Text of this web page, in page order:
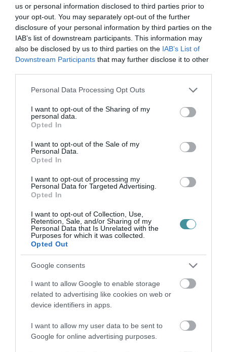
us or personal information disclosed to third parties prior to
your opt-out. You may separately opt-out of the further
disclosure of your personal information by third parties on the
IAB’s list of downstream participants. This information may
also be disclosed by us to third parties on the IAB’s List of
Downstream Participants that may further disclose it to other
Please note that this website/app uses one or more Google
not limited to your visit or usage behaviour. You may click to
grant or deny consent to Google and its third-party tags to
use your data for below specified purposes in below Google
consent section.
Personal Data Processing Opt Outs
I want to opt-out of the Sharing of my
personal data.
Opted In
I want to opt-out of the Sale of my
Personal Data.
Opted In
I want to opt-out of processing my
Personal Data for Targeted Advertising.
Opted In
I want to opt-out of Collection, Use,
Retention, Sale, and/or Sharing of my
Personal Data that Is Unrelated with the
Purposes for which it was collected.
Opted Out
Google consents
I want to allow Google to enable storage
related to advertising like cookies on web or
device identifiers in apps.
I want to allow my user data to be sent to
Google for online advertising purposes.
A Civil Összefogás Fórum szombatra tüntetést hirdetett a Tisza
Párt egyik európai parlamenti képviselője, Kollár Kinga brüsszeli
felszólalása miatt. A demonstrációt Bayer Zsolt publicista
jelentett...
MAGYAR PÉTER: „A HAZA NEM, DE A FIDESZ LEHET
A Tisz a párt eredményértékelő gyűlést tartott Budapesten a
"Nemzet Hangja" kérdőív tanulságairól (szombaton Bayer Zsolték
illetve a Kétfarkú Kutyapárt is tüntetett). Magyar Péter szerint a
Tisza p...
A LEPUKKANT MAGYAR EGÉSZSÉGÜGY BAJAIT A TIZENÖT ÉVE
KÉTHARMADDAL KORMÁNYZÓ FIDESZ A TISZÁRA KENI
Az egészségügyi államtitkár „kórház-road show”-ba kezdett, Kulja
András pedig köszöni a segítséget. Tavaly nyáron Magyar Péter,
képviselő...
PAJTÓK GÁBOR SZERINT IS A TISZA MIATT NEM FEJLŐDIK AZ
EGRI KÓRHÁZ!
2025. április 15| Csarnó Ákos |Eger ügye
Kormányhivatalt vezető kormánymegbízott volt, 2022-től
országgyűlési képviselő a Fidesz színeiben. Kedden a közösségi
oldalán egy posztban a Tisza Pá...
SZABÓ RÓBERT, A MEGYEI KÖZGYŰLÉS ALELNÖKE SZERINT A
TISZA HERGEL, HOGY LEPUKKANTAK AZ ORSZÁG KÓRHÁZAI